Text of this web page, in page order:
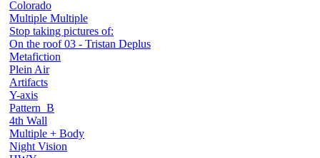
Colorado
Multiple Multiple
Stop taking pictures of:
On the roof 03 - Tristan Deplus
Metafiction
Plein Air
Artifacts
Y-axis
Pattern_B
4th Wall
Multiple + Body
Night Vision